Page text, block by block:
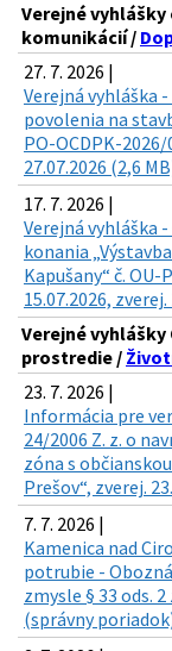
Verejné
komunikácií /
27. 7. 2026 |
Verejná vyhláška
povolenia na
PO-OCDPK-2026/
27.07.2026 (2,6
17. 7. 2026 |
Verejná vyhláška
konania
Kapušany“ č.
15.07.2026,
Verejné
prostredie /
23. 7. 2026 |
Informácia pre
24/2006 Z. z. o
zóna s
Prešov“, zverej.
7. 7. 2026 |
Kamenica nad
potrubie -
zmysle § 33 ods.
(správny